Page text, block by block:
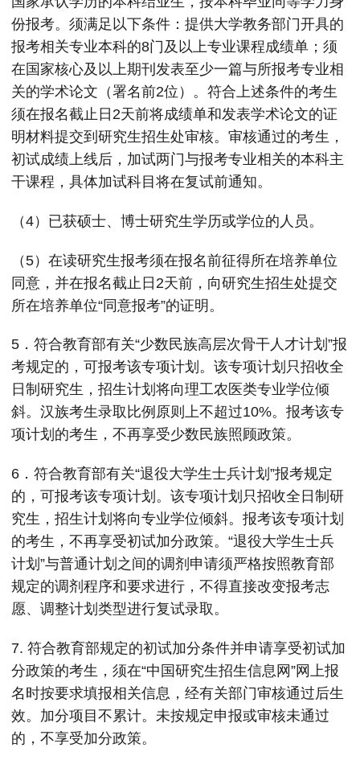
份报考。须满足以下条件：提供大学教务部门开具的
报考相关专业本科的8门及以上专业课程成绩单；须
在国家核心及以上期刊发表至少一篇与所报考专业相
关的学术论文（署名前2位）。符合上述条件的考生
须在报名截止日2天前将成绩单和发表学术论文的证
明材料提交到研究生招生处审核。审核通过的考生，
初试成绩上线后，加试两门与报考专业相关的本科主
干课程，具体加试科目将在复试前通知。
（4）已获硕士、博士研究生学历或学位的人员。
（5）在读研究生报考须在报名前征得所在培养单位
同意，并在报名截止日2天前，向研究生招生处提交
所在培养单位“同意报考”的证明。
5．符合教育部有关“少数民族高层次骨干人才计划”报
考规定的，可报考该专项计划。该专项计划只招收全
日制研究生，招生计划将向理工农医类专业学位倾
斜。汉族考生录取比例原则上不超过10%。报考该专
项计划的考生，不再享受少数民族照顾政策。
6．符合教育部有关“退役大学生士兵计划”报考规定
的，可报考该专项计划。该专项计划只招收全日制研
究生，招生计划将向专业学位倾斜。报考该专项计划
的考生，不再享受初试加分政策。“退役大学生士兵
计划”与普通计划之间的调剂申请须严格按照教育部
规定的调剂程序和要求进行，不得直接改变报考志
愿、调整计划类型进行复试录取。
7. 符合教育部规定的初试加分条件并申请享受初试加
分政策的考生，须在“中国研究生招生信息网”网上报
名时按要求填报相关信息，经有关部门审核通过后生
效。加分项目不累计。未按规定申报或审核未通过
的，不享受加分政策。